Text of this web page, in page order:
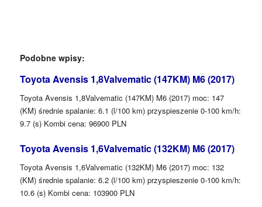
Podobne wpisy:
Toyota Avensis 1,8Valvematic (147KM) M6 (2017)
Toyota Avensis 1,8Valvematic (147KM) M6 (2017) moc: 147
(KM) średnie spalanie: 6.1 (l/100 km) przyspieszenie 0-100 km/h:
9.7 (s) Kombi cena: 96900 PLN
Toyota Avensis 1,6Valvematic (132KM) M6 (2017)
Toyota Avensis 1,6Valvematic (132KM) M6 (2017) moc: 132
(KM) średnie spalanie: 6.2 (l/100 km) przyspieszenie 0-100 km/h:
10.6 (s) Kombi cena: 103900 PLN